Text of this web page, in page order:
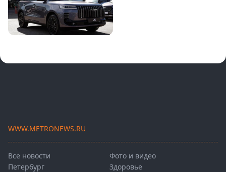
WWW.METRONEWS.RU
Все новости
Петербург
Фото и видео
Здоровье